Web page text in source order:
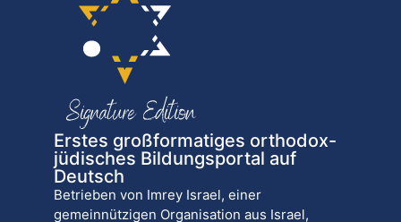
Erstes großformatiges orthodox-
jüdisches Bildungsportal auf
Deutsch
Betrieben von Imrey Israel, einer
gemeinnützigen Organisation aus Israel,